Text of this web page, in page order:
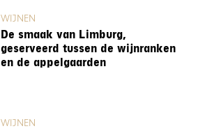
WIJNEN
De smaak van Limburg,
geserveerd tussen de wijnranken
en de appelgaarden
WIJNEN